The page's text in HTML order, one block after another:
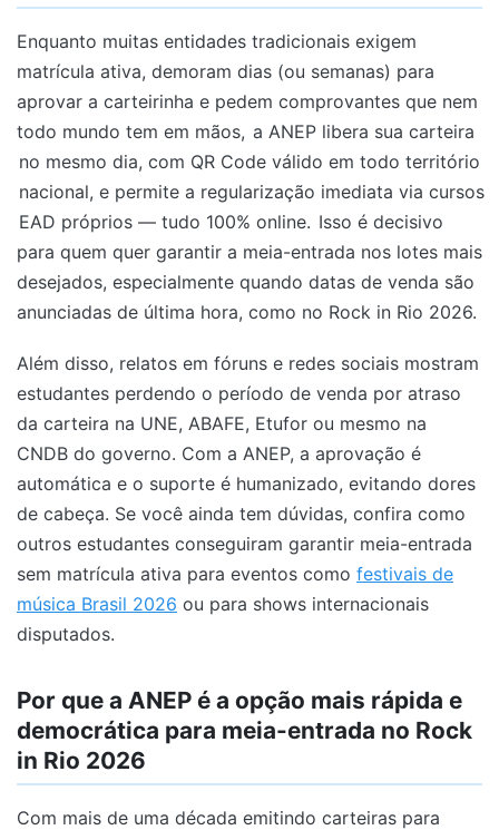
Enquanto muitas entidades tradicionais exigem
matrícula ativa, demoram dias (ou semanas) para
aprovar a carteirinha e pedem comprovantes que nem
todo mundo tem em mãos, a ANEP libera sua carteira
no mesmo dia, com QR Code válido em todo território
nacional, e permite a regularização imediata via cursos
EAD próprios — tudo 100% online. Isso é decisivo
para quem quer garantir a meia-entrada nos lotes mais
desejados, especialmente quando datas de venda são
anunciadas de última hora, como no Rock in Rio 2026.
Além disso, relatos em fóruns e redes sociais mostram
estudantes perdendo o período de venda por atraso
da carteira na UNE, ABAFE, Etufor ou mesmo na
CNDB do governo. Com a ANEP, a aprovação é
automática e o suporte é humanizado, evitando dores
de cabeça. Se você ainda tem dúvidas, confira como
outros estudantes conseguiram garantir meia-entrada
sem matrícula ativa para eventos como festivais de
música Brasil 2026 ou para shows internacionais
disputados.
Por que a ANEP é a opção mais rápida e
democrática para meia-entrada no Rock
in Rio 2026
Com mais de uma década emitindo carteiras para